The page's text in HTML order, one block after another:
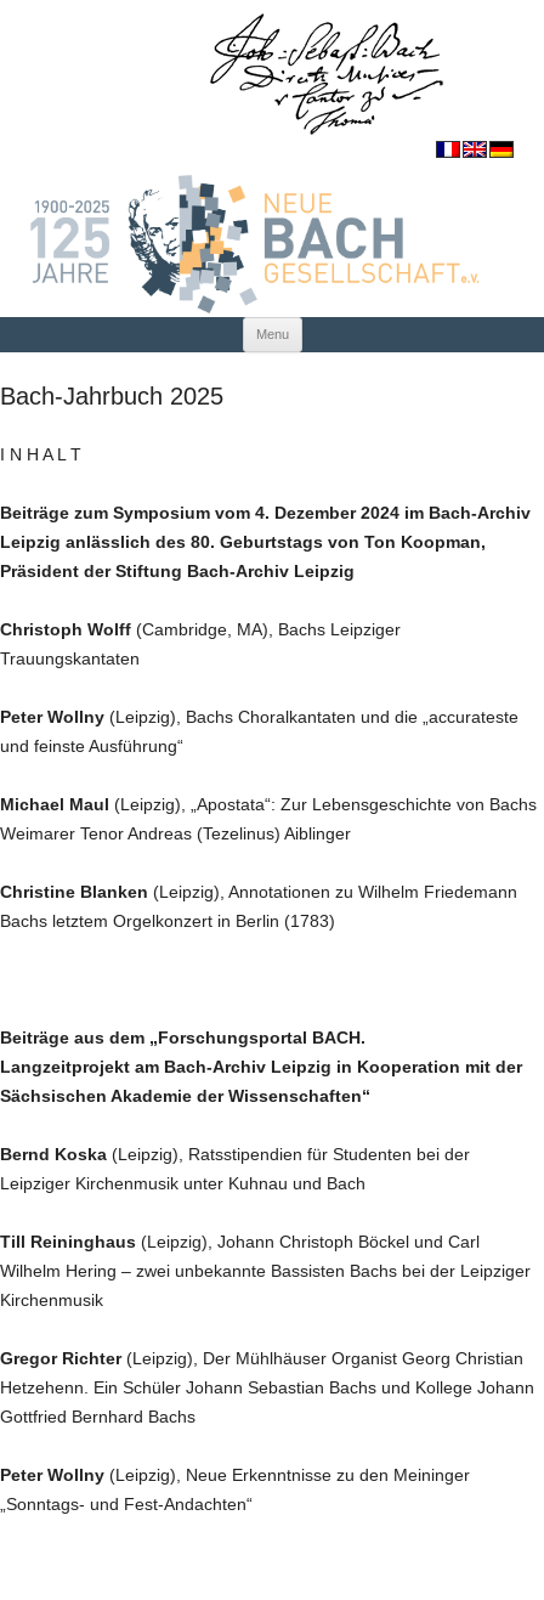
Menu Skip to content
Bach-Jahrbuch 2025
I N H A L T
Beiträge zum Symposium vom 4. Dezember 2024 im Bach-Archiv
Leipzig anlässlich des 80. Geburtstags von Ton Koopman,
Präsident der Stiftung Bach-Archiv Leipzig
Christoph Wolff (Cambridge, MA), Bachs Leipziger
Trauungskantaten
Peter Wollny (Leipzig), Bachs Choralkantaten und die „accurateste
und feinste Ausführung“
Michael Maul (Leipzig), „Apostata“: Zur Lebensgeschichte von Bachs
Weimarer Tenor Andreas (Tezelinus) Aiblinger
Christine Blanken (Leipzig), Annotationen zu Wilhelm Friedemann
Bachs letztem Orgelkonzert in Berlin (1783)
Beiträge aus dem „Forschungsportal BACH.
Langzeitprojekt am Bach-Archiv Leipzig in Kooperation mit der
Sächsischen Akademie der Wissenschaften“
Bernd Koska (Leipzig), Ratsstipendien für Studenten bei der
Leipziger Kirchenmusik unter Kuhnau und Bach
Till Reininghaus (Leipzig), Johann Christoph Böckel und Carl
Wilhelm Hering – zwei unbekannte Bassisten Bachs bei der Leipziger
Kirchenmusik
Gregor Richter(Leipzig), Der Mühlhäuser Organist Georg Christian
Hetzehenn. Ein Schüler Johann Sebastian Bachs und Kollege Johann
Gottfried Bernhard Bachs
Peter Wollny (Leipzig), Neue Erkenntnisse zu den Meininger
„Sonntags- und Fest-Andachten“